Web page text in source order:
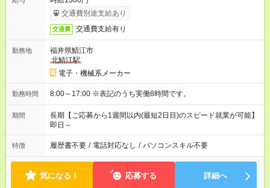
交通費別途支給あり
交通費 交通費支給有り
勤務地
福井県鯖江市
北鯖江駅
電子・機械系メーカー
勤務時間 8:00～17:00 ※表記のうち実働8時間です。
期間
長期【ご応募から1週間以内(最短2日目)のスピード就業が可能】
即日～
特徴 履歴書不要 / 電話対応なし / パソコンスキル不要
気になる！ 応募する 詳細へ